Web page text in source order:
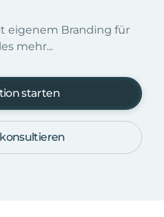
eigenem Branding für
mehr...
starten